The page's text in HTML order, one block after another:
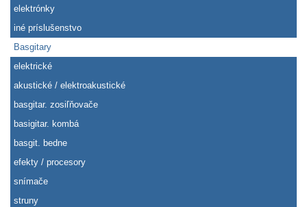
elektrónky
iné príslušenstvo
Basgitary
elektrické
akustické / elektroakustické
basgitar. zosiľňovače
basigitar. kombá
basgit. bedne
efekty / procesory
snímače
struny